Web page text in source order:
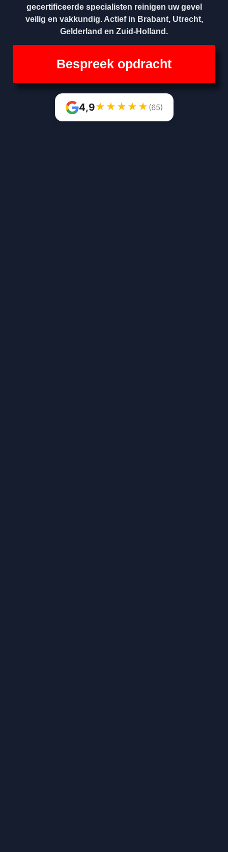
gecertificeerde specialisten reinigen uw gevel
veilig en vakkundig. Actief in Brabant, Utrecht,
Gelderland en Zuid-Holland.
Bespreek opdracht
4,9★ ★ ★ ★ ★ (65)